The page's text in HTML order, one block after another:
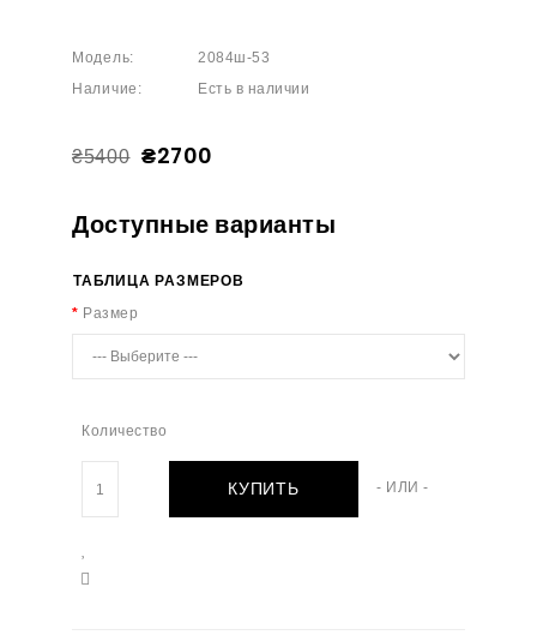
Модель:
2084ш-53
Наличие:
Есть в наличии
₴5400 ₴2700
Доступные варианты
ТАБЛИЦА РАЗМЕРОВ
Размер
Количество
КУПИТЬ - ИЛИ -